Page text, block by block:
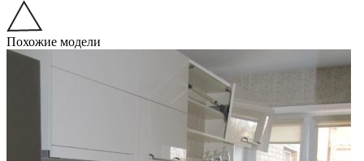
Похожие модели